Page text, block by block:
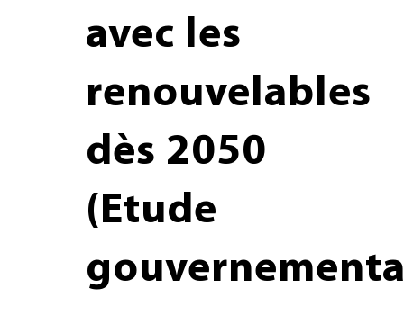
avec les
renouvelables
dès 2050
(Etude